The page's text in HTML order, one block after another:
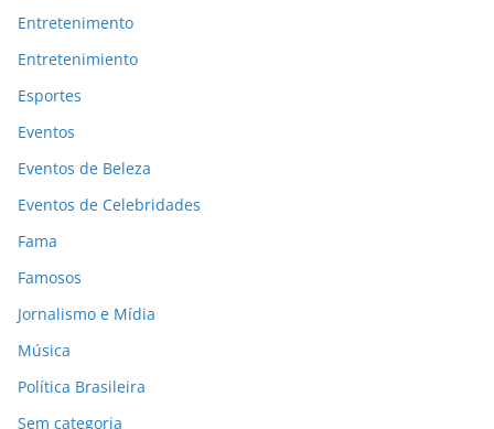
Entretenimento
Entretenimiento
Esportes
Eventos
Eventos de Beleza
Eventos de Celebridades
Fama
Famosos
Jornalismo e Mídia
Música
Política Brasileira
Sem categoria